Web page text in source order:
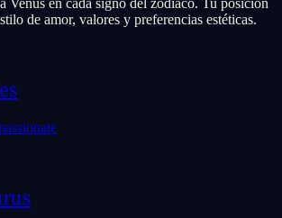
de amor, valores y preferencias estéticas.